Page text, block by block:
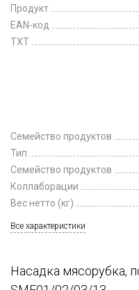
Продукт
EAN-код
TXT
Семейство продуктов
Тип
Семейство продуктов
Коллаборации
Вес нетто (кг)
Все характеристики
Насадка мясорубка,